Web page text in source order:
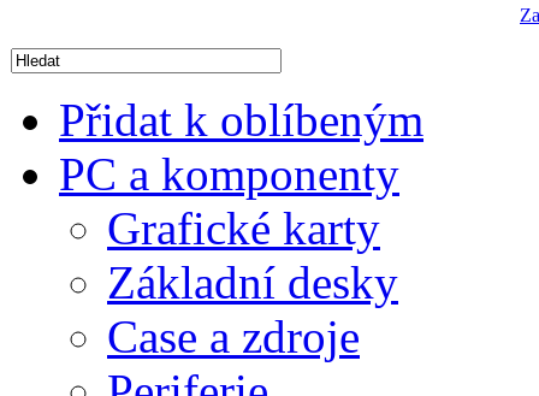
Přidat k oblíbeným
PC a komponenty
Grafické karty
Základní desky
Case a zdroje